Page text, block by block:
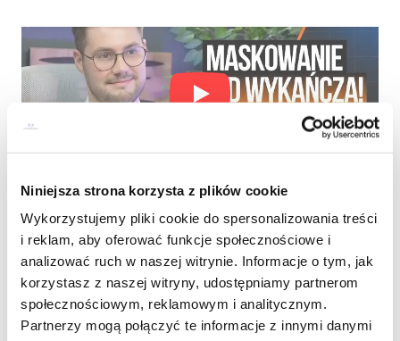
Niniejsza strona korzysta z plików cookie
Wykorzystujemy pliki cookie do spersonalizowania treści
i reklam, aby oferować funkcje społecznościowe i
analizować ruch w naszej witrynie. Informacje o tym, jak
korzystasz z naszej witryny, udostępniamy partnerom
społecznościowym, reklamowym i analitycznym.
Partnerzy mogą połączyć te informacje z innymi danymi
Kiedy warto rozważyćdiagnozę
ADHDu dorosłych
Diagnoza ma sens wtedy, gdy trudności:
są przewlekłe i obecne od lat,
wpływają na jakość życia zawodowego lub osobistego,